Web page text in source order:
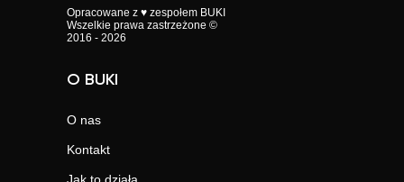
Opracowane z ♥ zespołem BUKI
Wszelkie prawa zastrzeżone ©
2016 - 2026
O BUKI
O nas
Kontakt